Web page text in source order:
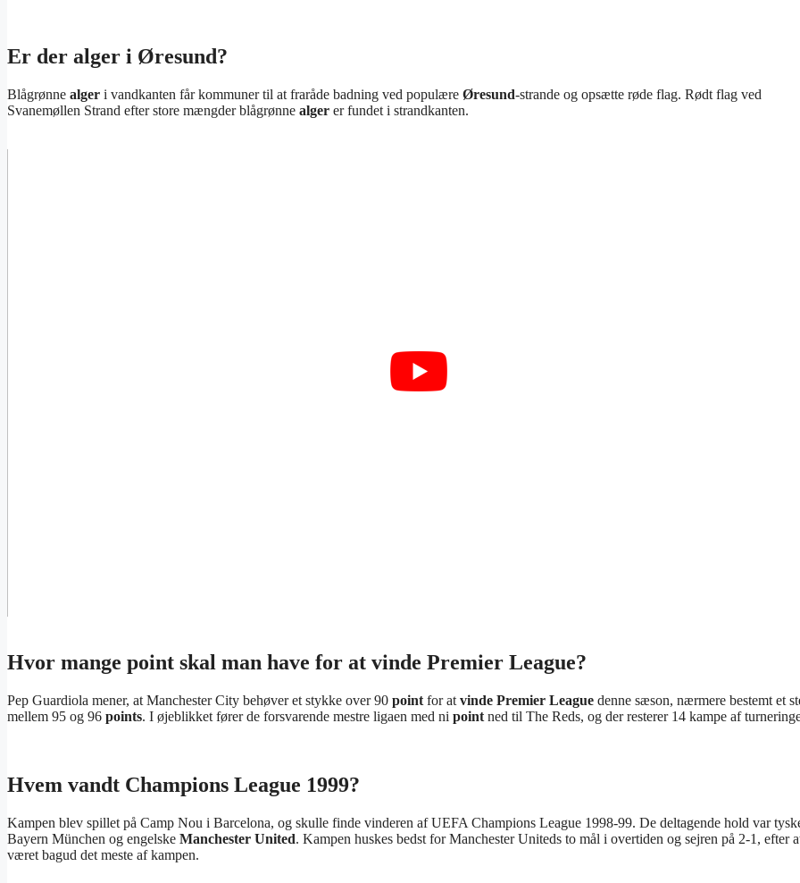
Er der alger i Øresund?
Blågrønne alger i vandkanten får kommuner til at fraråde badning ved populære Øresund-strande og opsætte røde flag. Rødt flag ved
Svanemøllen Strand efter store mængder blågrønne alger er fundet i strandkanten.
Hvor mange point skal man have for at vinde Premier League?
Pep Guardiola mener, at Manchester City behøver et stykke over 90 point for at vinde Premier League denne sæson, nærmere bestemt et
mellem 95 og 96 points. I øjeblikket fører de forsvarende mestre ligaen med ni point ned til The Reds, og der resterer 14 kampe af
Hvem vandt Champions League 1999?
Kampen blev spillet på Camp Nou i Barcelona, og skulle finde vinderen af UEFA Champions League 1998-99. De deltagende hold var
Bayern München og engelske Manchester United. Kampen huskes bedst for Manchester Uniteds to mål i overtiden og sejren på 2-1, efter
været bagud det meste af kampen.